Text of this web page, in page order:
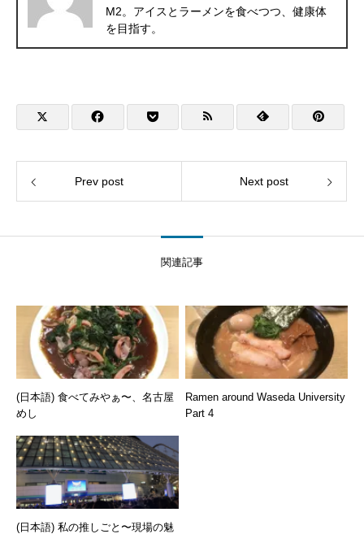
M2。アイスとラーメンを食べつつ、健康体
を目指す。
Prev post Next post
関連記事
(日本語) 食べてみやぁ〜、名古屋
めし
Ramen around Waseda University
Part 4
(日本語) 私の推しごと〜現場の魅